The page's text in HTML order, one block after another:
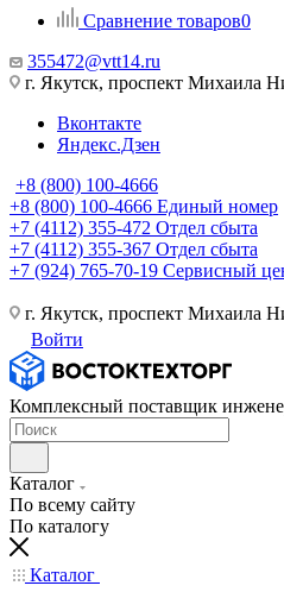
Сравнение товаров0
355472@vtt14.ru
г. Якутск, проспект Михаила
Вконтакте
Яндекс.Дзен
+8 (800) 100-4666
+8 (800) 100-4666 Единый номер
+7 (4112) 355-472 Отдел сбыта
+7 (4112) 355-367 Отдел сбыта
+7 (924) 765-70-19 Сервисный
г. Якутск, проспект Михаила
Войти
Комплексный поставщик
Каталог
По всему сайту
По каталогу
Каталог